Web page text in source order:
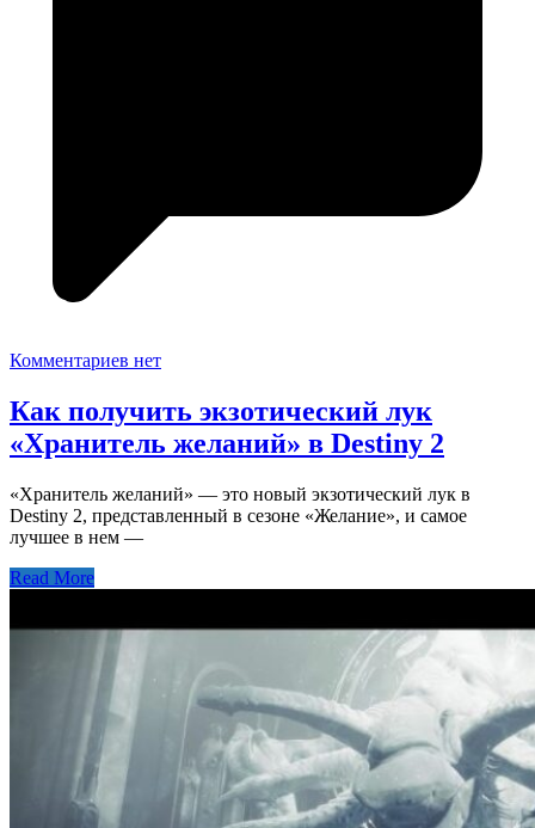
Комментариев нет
Как получить экзотический лук
«Хранитель желаний» в Destiny 2
«Хранитель желаний» — это новый экзотический лук в
Destiny 2, представленный в сезоне «Желание», и самое
лучшее в нем —
Read More